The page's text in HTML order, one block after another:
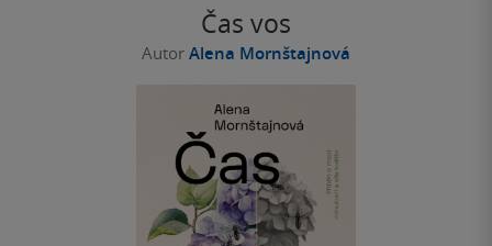
Čas vos
Autor Alena Mornštajnová